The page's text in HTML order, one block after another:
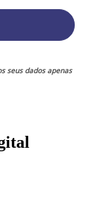
seus dados apenas